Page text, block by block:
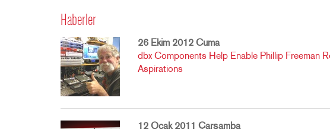
Haberler
26 Ekim 2012 Cuma
dbx Components Help Enable Phillip Freeman
Aspirations
12 Ocak 2011 Çarşamba